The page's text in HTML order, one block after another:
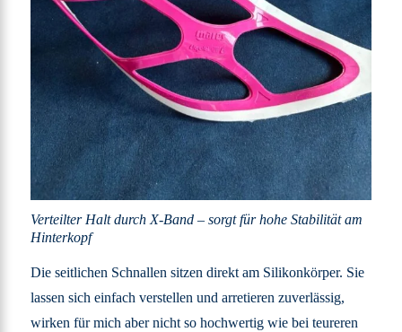
Verteilter Halt durch X-Band – sorgt für hohe Stabilität am
Hinterkopf
Die seitlichen Schnallen sitzen direkt am Silikonkörper. Sie
lassen sich einfach verstellen und arretieren zuverlässig,
wirken für mich aber nicht so hochwertig wie bei teureren